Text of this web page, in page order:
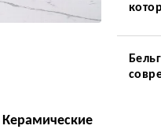
Керамические